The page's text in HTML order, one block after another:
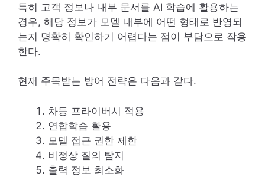
특히 고객 정보나 내부 문서를 AI 학습에 활용하는
경우, 해당 정보가 모델 내부에 어떤 형태로 반영되
는지 명확히 확인하기 어렵다는 점이 부담으로 작용
한다.
현재 주목받는 방어 전략은 다음과 같다.
차등 프라이버시 적용
연합학습 활용
모델 접근 권한 제한
비정상 질의 탐지
출력 정보 최소화